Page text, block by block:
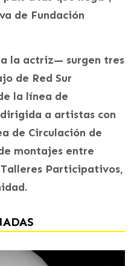
de Fundación
la actriz— surgen tres
de Red Sur
la línea de
a artistas con
de Circulación de
montajes entre
Participativos,